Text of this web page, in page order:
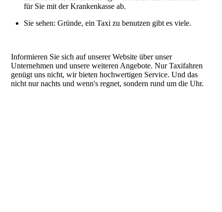
für Sie mit der Krankenkasse ab.
Sie sehen: Gründe, ein Taxi zu benutzen gibt es viele.
Informieren Sie sich auf unserer Website über unser
Unternehmen und unsere weiteren Angebote. Nur Taxifahren
genügt uns nicht, wir bieten hochwertigen Service. Und das
nicht nur nachts und wenn's regnet, sondern rund um die Uhr.